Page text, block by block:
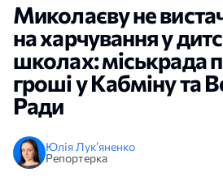
Миколаєву не
на харчування у
школах: міськрада
гроші у Кабміну та
Ради
Юлія Лук’яненко
Репортерка